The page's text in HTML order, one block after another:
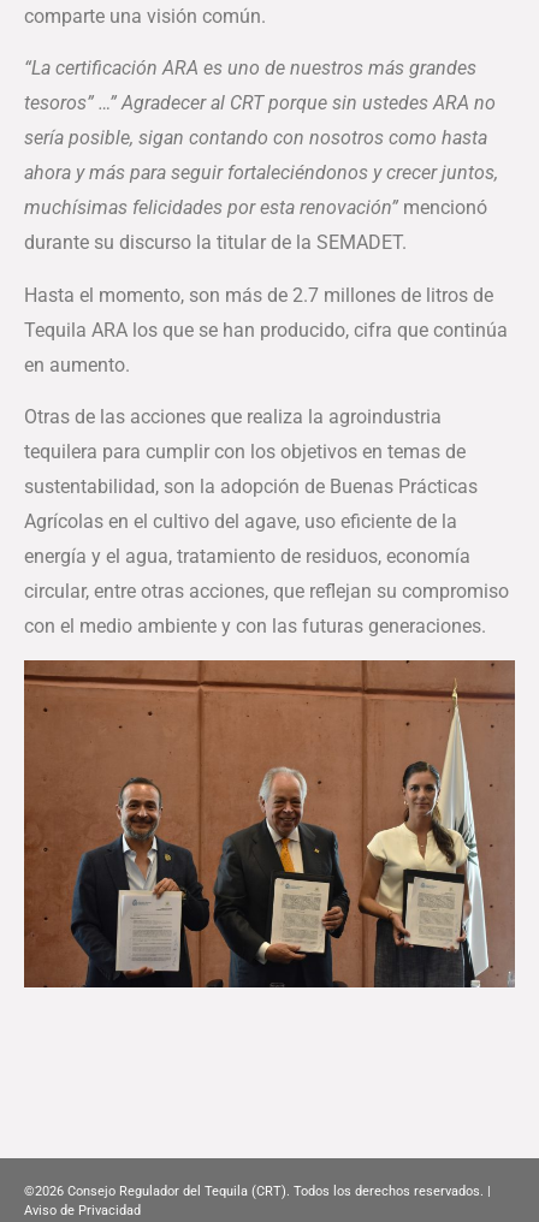
comparte una visión común.
“La certificación ARA es uno de nuestros más grandes
tesoros” …” Agradecer al CRT porque sin ustedes ARA no
sería posible, sigan contando con nosotros como hasta
ahora y más para seguir fortaleciéndonos y crecer juntos,
muchísimas felicidades por esta renovación” mencionó
durante su discurso la titular de la SEMADET.
Hasta el momento, son más de 2.7 millones de litros de
Tequila ARA los que se han producido, cifra que continúa
en aumento.
Otras de las acciones que realiza la agroindustria
tequilera para cumplir con los objetivos en temas de
sustentabilidad, son la adopción de Buenas Prácticas
Agrícolas en el cultivo del agave, uso eficiente de la
energía y el agua, tratamiento de residuos, economía
circular, entre otras acciones, que reflejan su compromiso
con el medio ambiente y con las futuras generaciones.
©2026 Consejo Regulador del Tequila (CRT). Todos los derechos reservados. |
Aviso de Privacidad